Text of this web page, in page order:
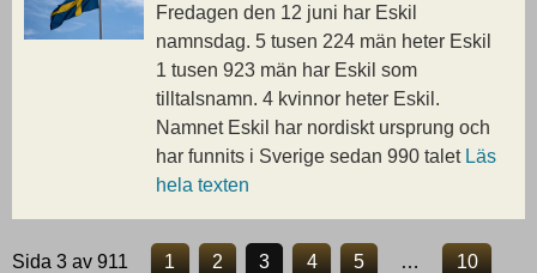
Fredagen den 12 juni har Eskil
namnsdag. 5 tusen 224 män heter Eskil
1 tusen 923 män har Eskil som
tilltalsnamn. 4 kvinnor heter Eskil.
Namnet Eskil har nordiskt ursprung och
har funnits i Sverige sedan 990 talet Läs
hela texten
Sida 3 av 911 1 2 3 4 5 … 10